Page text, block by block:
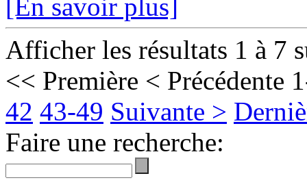
[En savoir plus]
Afficher les résultats 1 à 7
<< Première < Précédente
42 43-49 Suivante >
Faire une recherche: